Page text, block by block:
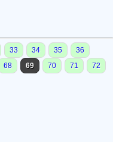
33 34 35
36
68 69 70 71
72